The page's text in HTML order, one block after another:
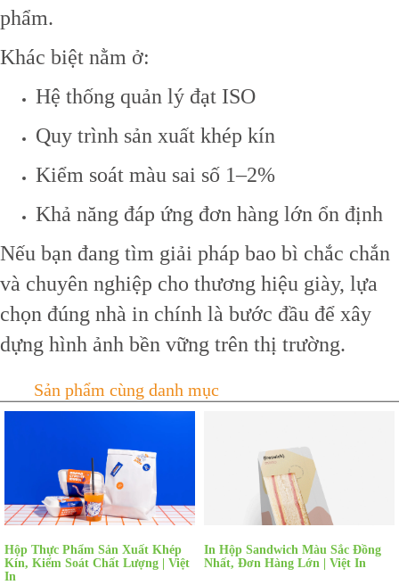
phẩm.
Khác biệt nằm ở:
Hệ thống quản lý đạt ISO
Quy trình sản xuất khép kín
Kiểm soát màu sai số 1–2%
Khả năng đáp ứng đơn hàng lớn ổn định
Nếu bạn đang tìm giải pháp bao bì chắc chắn
và chuyên nghiệp cho thương hiệu giày, lựa
chọn đúng nhà in chính là bước đầu để xây
dựng hình ảnh bền vững trên thị trường.
Hộp Thực Phẩm Sản Xuất Khép
Kín, Kiểm Soát Chất Lượng | Việt
In
In Hộp Sandwich Màu Sắc Đồng
Nhất, Đơn Hàng Lớn | Việt In